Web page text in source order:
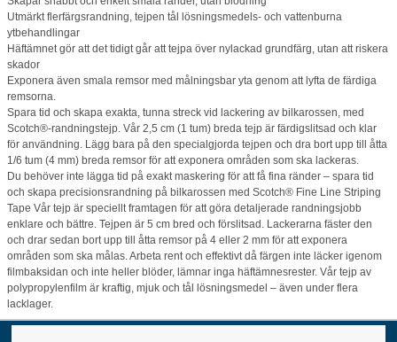
Utmärkt flerfärgsrandning, tejpen tål lösningsmedels- och vattenburna
ytbehandlingar
Häftämnet gör att det tidigt går att tejpa över nylackad grundfärg, utan att riskera
skador
Exponera även smala remsor med målningsbar yta genom att lyfta de färdiga
remsorna.
Spara tid och skapa exakta, tunna streck vid lackering av bilkarossen, med
Scotch®-randningstejp. Vår 2,5 cm (1 tum) breda tejp är färdigslitsad och klar
för användning. Lägg bara på den specialgjorda tejpen och dra bort upp till åtta
1/6 tum (4 mm) breda remsor för att exponera områden som ska lackeras.
Du behöver inte lägga tid på exakt maskering för att få fina ränder – spara tid
och skapa precisionsrandning på bilkarossen med Scotch® Fine Line Striping
Tape Vår tejp är speciellt framtagen för att göra detaljerade randningsjobb
enklare och bättre. Tejpen är 5 cm bred och förslitsad. Lackerarna fäster den
och drar sedan bort upp till åtta remsor på 4 eller 2 mm för att exponera
områden som ska målas. Arbeta rent och effektivt då färgen inte läcker igenom
filmbaksidan och inte heller blöder, lämnar inga häftämnesrester. Vår tejp av
polypropylenfilm är kraftig, mjuk och tål lösningsmedel – även under flera
lacklager.